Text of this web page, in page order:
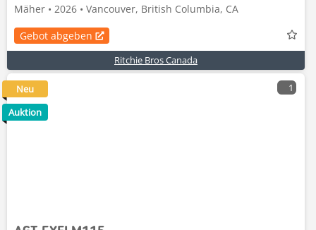
Mäher • 2026 • Vancouver, British Columbia, CA
Gebot abgeben
Ritchie Bros Canada
1
Neu
Auktion